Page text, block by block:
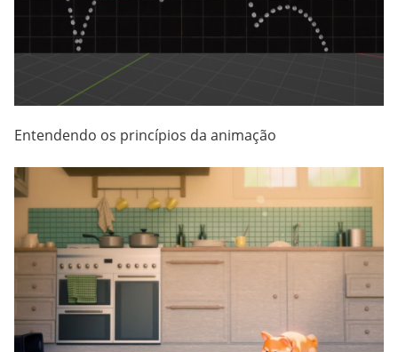
Entendendo os princípios da animação